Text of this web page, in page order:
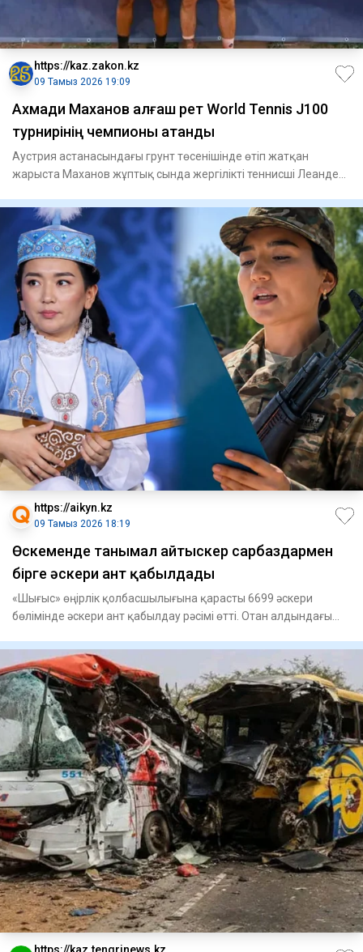
https://kaz.zakon.kz
09 Тамыз 2026 19:09
Ахмади Маханов алғаш рет World Tennis J100
турнирінің чемпионы атанды
Аустрия астанасындағы грунт төсенішінде өтіп жатқан
жарыста Маханов жұптық сында жергілікті теннисші Леандер
https://aikyn.kz
09 Тамыз 2026 18:19
Өскеменде танымал айтыскер сарбаздармен
бірге әскери ант қабылдады
«Шығыс» өңірлік қолбасшылығына қарасты 6699 әскери
бөлімінде әскери ант қабылдау рәсімі өтті. Отан алдындағы